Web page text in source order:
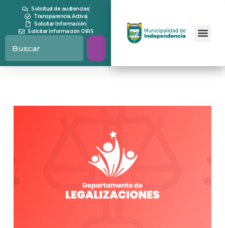
Solicitud de audiencias
Transparencia Activa
Solicitar Información
Solicitar Información OIRS